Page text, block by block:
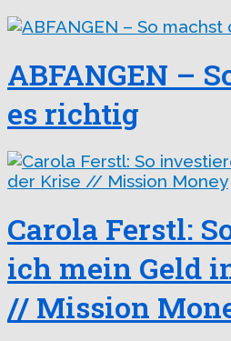
ABFANGEN –
es richtig
Carola Ferstl:
ich mein Geld
// Mission